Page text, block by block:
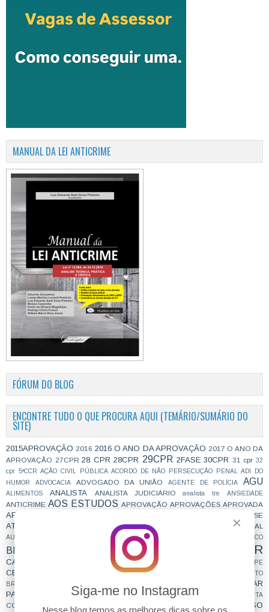
✕
Siga-me no Instagram
Nesse blog temos as melhores dicas sobre os
MANUAL DA LEI ANTICRIME
FÓRUM DO BLOG
ENCONTRE TUDO O QUE PROCURA AQUI (TEMÁRIO/SUMÁRIO DO
SITE)
2015APROVAÇÃO 2016 2016 O ANO DA APROVAÇÃO 2017 O ANO DA
APROVAÇÃO 27CPR 28 CPR 28CPR 29CPR 2FASE 30CPR 31 cpr 32
cpr
5ªCCR AÇÃO CIVIL PÚBLICA ACORDO DE NÃO PERSECUÇÃO PENAL ADI DO
HUMOR
ADVOCACIA ADVOGADO DA UNIÃO AGENTE DE POLÍCIA AGU
ALIMENTOS ANALISTA ANALISTA JUDICIÁRIO analista tre ANSIEDADE
ANTICRIME AOS ESTUDOS APROVAÇÃO APROVAÇÕES APROVADA
APROVADO ATEAPOSSE
ATIVIDADE JURÍDICA ATOS INFRACIONAIS AUDIO DE PROVA ORAL
AUDITOR FISCAL DO TRABALHO BANCO DE ARGUMENTOS BÁSICO
BIBLIOGRAFIA C e E CAC CAIU E VAI CAIR
CARREIRAS CARREIRAS JURÍDICAS CASO ELLWANGER CEBRASPE
CESPE CNMP COACH COACHING
CÓDIGO DE TRÂNSITO
BRASILEIRO
COLABORAÇÃO
COMO SE PREPARAR
PARA CONCURSOS
COMPROMISSO DE AJUSTAMENTO DE CONDUTA
CONCENTRAÇÃO CONCURFRIENDS CONCURSEIROS
CONCURSO